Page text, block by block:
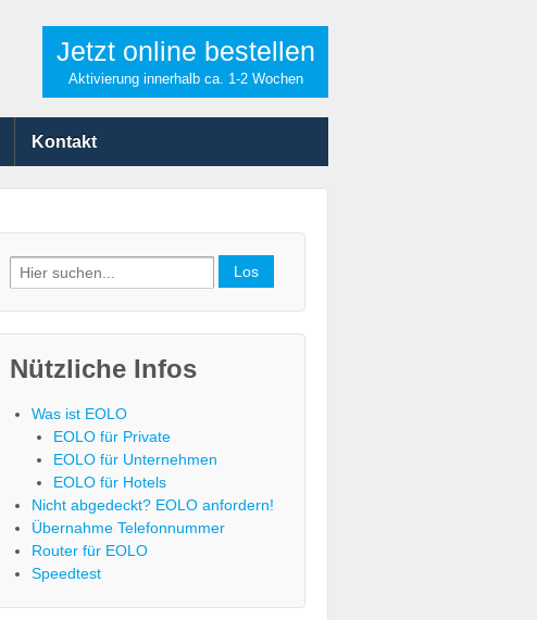
Jetzt online bestellen
Aktivierung innerhalb ca. 1-2 Wochen
Kontakt
Search
for:
Nützliche Infos
Was ist EOLO
EOLO für Private
EOLO für Unternehmen
EOLO für Hotels
Nicht abgedeckt? EOLO anfordern!
Übernahme Telefonnummer
Router für EOLO
Speedtest